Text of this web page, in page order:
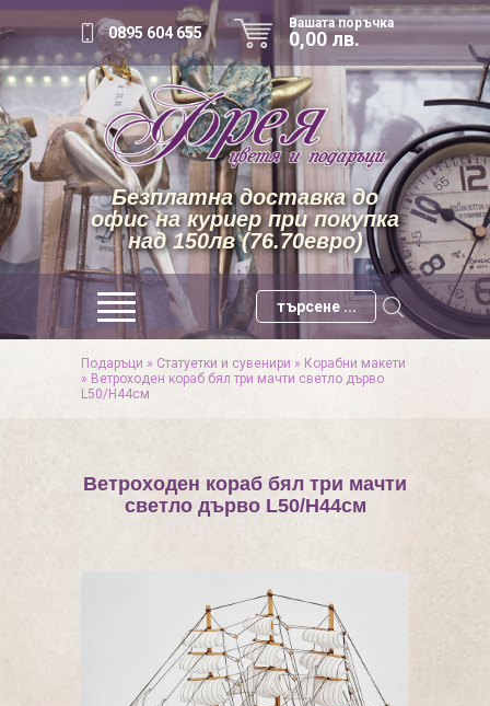
0895 604 655
Вашата поръчка
0,00 лв.
Безплатна доставка до
офис на куриер при покупка
над 150лв (76.70евро)
Подаръци » Статуетки и сувенири » Корабни макети
» Ветроходен кораб бял три мачти светло дърво
L50/H44см
Ветроходен кораб бял три мачти
светло дърво L50/H44см